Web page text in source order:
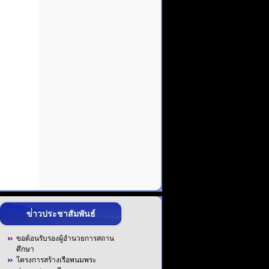
ข่่าวประชาสัมพันธ์
ขอต้อนรับรองผู้อำนวยการสถาน
ศึกษา
โครงการสร้างเรือพนมพระ